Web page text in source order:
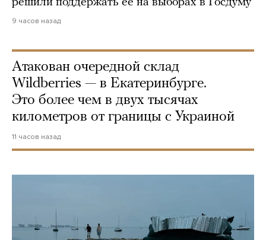
9 часов назад
Атакован очередной склад
Wildberries — в Екатеринбурге.
Это более чем в двух тысячах
километров от границы с Украиной
11 часов назад